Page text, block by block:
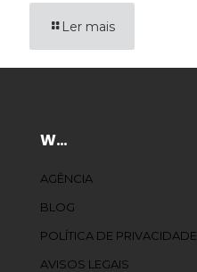
Ler mais
W…
AGÊNCIA
BLOG
POLÍTICA DE PRIVACIDADE
AVISOS LEGAIS